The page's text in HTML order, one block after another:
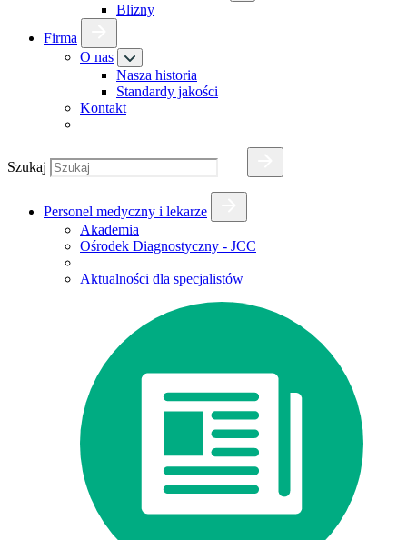
Blizny
Firma
O nas
Nasza historia
Standardy jakości
Kontakt
Szukaj
Personel medyczny i lekarze
Akademia
Ośrodek Diagnostyczny - JCC
Aktualności dla specjalistów